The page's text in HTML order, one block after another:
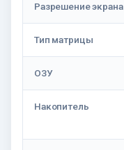
Разрешение экрана
Тип матрицы
ОЗУ
Накопитель